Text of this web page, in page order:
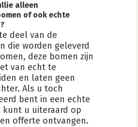
alleen
of ook echte
deel van de
die worden geleverd
deze bomen zijn
van echt te
en laten geen
Als u toch
bent in een echte
kunt u uiteraard op
offerte ontvangen.